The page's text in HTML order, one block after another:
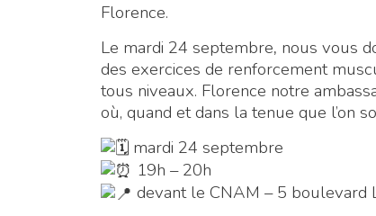
Florence.
Le mardi 24 septembre, nous vous
des exercices de renforcement
tous niveaux. Florence notre
où, quand et dans la tenue que l’on
mardi 24 septembre
19h – 20h
devant le CNAM – 5 boulevard